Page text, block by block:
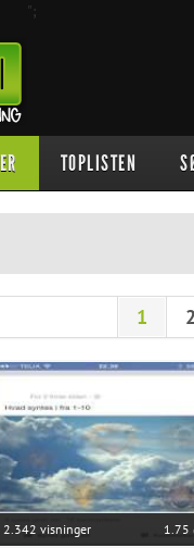
";
TOPLISTEN
1
2.342 visninger 1.75